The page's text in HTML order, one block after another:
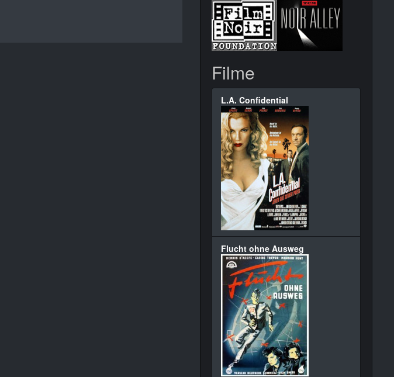
Filme
L.A. Confidential
Flucht ohne Ausweg